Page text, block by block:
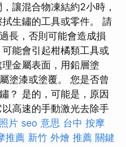
讓混合物凍結約2小時，
生鏽的工具或零件。 請
長，否則可能會造成損
能會引起柑橘類工具或
金屬表面，用鉛層塗
塗漆或塗覆。 您是否曾
？ 是的，可能是，原因
高速的手動激光去除手
片 seo 意思 台中 按摩
推薦 新竹 外燴 推薦 關鍵